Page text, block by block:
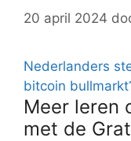
20 april 2024
Nederlanders
bitcoin
Meer leren
met de